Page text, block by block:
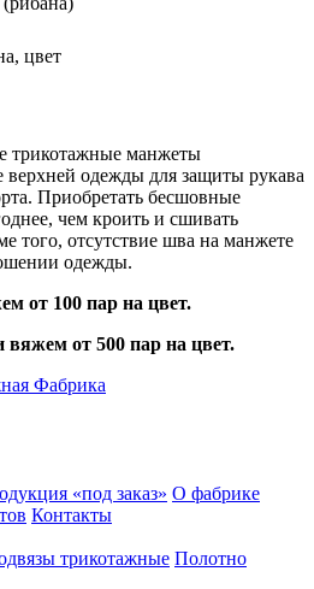
цвет
трикотажные манжеты
одежды для защиты рукава
Приобретать бесшовные
чем кроить и сшивать
того, отсутствие шва на манжете
одежды.
от 100 пар на цвет.
от 500 пар на цвет.
«под заказ» О фабрике
Контакты
трикотажные Полотно